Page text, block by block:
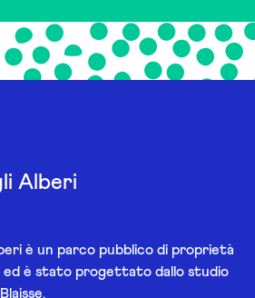
Alberi
è un parco pubblico di proprietà
ed è stato progettato dallo studio